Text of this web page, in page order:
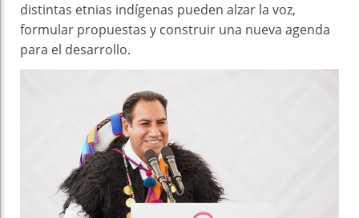
distintas etnias indígenas pueden alzar la voz,
formular propuestas y construir una nueva agenda
para el desarrollo.